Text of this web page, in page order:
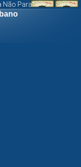
Não Para"